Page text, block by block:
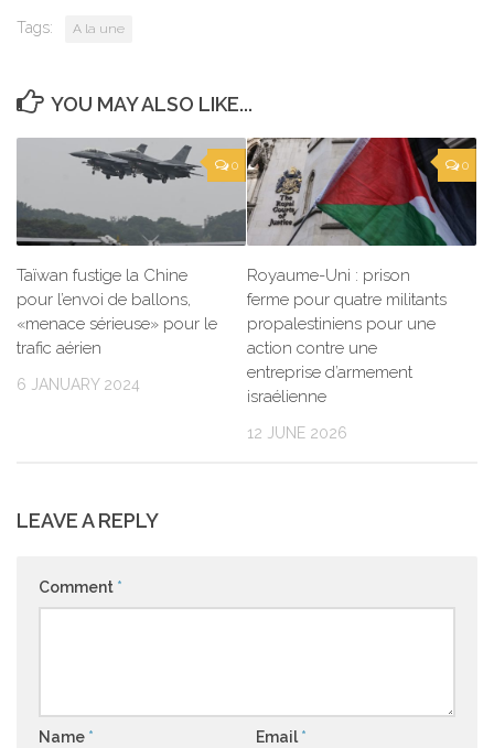
Tags: A la une
YOU MAY ALSO LIKE...
0
Taïwan fustige la Chine
pour l’envoi de ballons,
«menace sérieuse» pour le
trafic aérien
6 JANUARY 2024
0
Royaume-Uni : prison
ferme pour quatre militants
propalestiniens pour une
action contre une
entreprise d’armement
israélienne
12 JUNE 2026
LEAVE A REPLY
Comment *
Name * Email *